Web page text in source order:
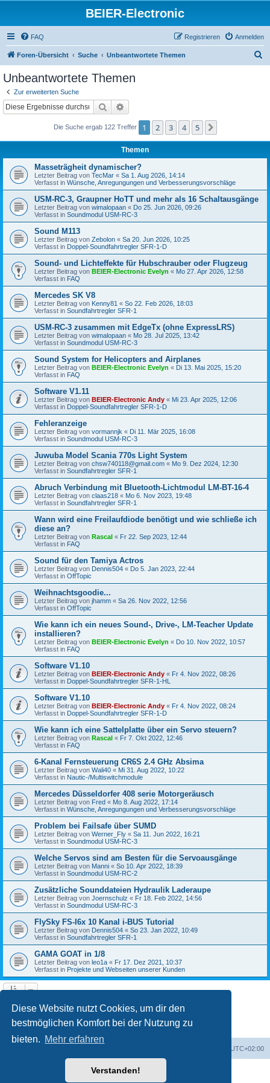
Diese Website nutzt Cookies, um dir den
bestmöglichen Komfort bei der Nutzung zu
bieten. Mehr erfahren
Verstanden!
BEIER-Electronic
FAQ Anmelden
Registrieren
Foren-Übersicht Suche Unbeantwortete Themen
Unbeantwortete Themen
Zur erweiterten Suche
Suche
Die Suche ergab 122 Treffer 1 2 3 4 5
Themen
Masseträgheit dynamischer?
Letzter Beitrag von TecMar « Sa 1. Aug 2026, 14:14
Verfasst in Wünsche, Anregungungen und Verbesserungsvorschläge
USM-RC-3, Graupner HoTT und mehr als 16 Schaltausgänge
Letzter Beitrag von wimalopaan « Do 25. Jun 2026, 09:26
Verfasst in Soundmodul USM-RC-3
Sound M113
Letzter Beitrag von Zebolon « Sa 20. Jun 2026, 10:25
Verfasst in Doppel-Soundfahrtregler SFR-1-D
Sound- und Lichteffekte für Hubschrauber oder Flugzeug
Letzter Beitrag von BEIER-Electronic Evelyn « Mo 27. Apr 2026, 12:58
Verfasst in FAQ
Mercedes SK V8
Letzter Beitrag von Kenny81 « So 22. Feb 2026, 18:03
Verfasst in Soundfahrtregler SFR-1
USM-RC-3 zusammen mit EdgeTx (ohne ExpressLRS)
Letzter Beitrag von wimalopaan « Mo 28. Jul 2025, 13:42
Verfasst in Soundmodul USM-RC-3
Sound System for Helicopters and Airplanes
Letzter Beitrag von BEIER-Electronic Evelyn « Di 13. Mai 2025, 15:20
Verfasst in FAQ
Software V1.11
Letzter Beitrag von BEIER-Electronic Andy « Mi 23. Apr 2025, 12:06
Verfasst in Doppel-Soundfahrtregler SFR-1-D
Fehleranzeige
Letzter Beitrag von vormannjk « Di 11. Mär 2025, 16:08
Verfasst in Soundmodul USM-RC-3
Juwuba Model Scania 770s Light System
Letzter Beitrag von chsw740118@gmail.com « Mo 9. Dez 2024, 12:30
Verfasst in Soundfahrtregler SFR-1
Abruch Verbindung mit Bluetooth-Lichtmodul LM-BT-16-4
Letzter Beitrag von claas218 « Mo 6. Nov 2023, 19:48
Verfasst in Soundfahrtregler SFR-1
Wann wird eine Freilaufdiode benötigt und wie schließe ich
diese an?
Letzter Beitrag von Rascal « Fr 22. Sep 2023, 12:44
Verfasst in FAQ
Sound für den Tamiya Actros
Letzter Beitrag von Dennis504 « Do 5. Jan 2023, 22:44
Verfasst in OffTopic
Weihnachtsgoodie...
Letzter Beitrag von jhamm « Sa 26. Nov 2022, 12:56
Verfasst in OffTopic
Wie kann ich ein neues Sound-, Drive-, LM-Teacher Update
installieren?
Letzter Beitrag von BEIER-Electronic Evelyn « Do 10. Nov 2022, 10:57
Verfasst in FAQ
Software V1.10
Letzter Beitrag von BEIER-Electronic Andy « Fr 4. Nov 2022, 08:26
Verfasst in Doppel-Soundfahrtregler SFR-1-HL
Software V1.10
Letzter Beitrag von BEIER-Electronic Andy « Fr 4. Nov 2022, 08:24
Verfasst in Doppel-Soundfahrtregler SFR-1-D
Wie kann ich eine Sattelplatte über ein Servo steuern?
Letzter Beitrag von Rascal « Fr 7. Okt 2022, 12:46
Verfasst in FAQ
6-Kanal Fernsteuerung CR6S 2.4 GHz Absima
Letzter Beitrag von Wali40 « Mi 31. Aug 2022, 10:22
Verfasst in Nautic-/Multiswitchmodule
Mercedes Düsseldorfer 408 serie Motorgeräusch
Letzter Beitrag von Fred « Mo 8. Aug 2022, 17:14
Verfasst in Wünsche, Anregungungen und Verbesserungsvorschläge
Problem bei Failsafe über SUMD
Letzter Beitrag von Werner_Fly « Sa 11. Jun 2022, 16:21
Verfasst in Soundmodul USM-RC-3
Welche Servos sind am Besten für die Servoausgänge
Letzter Beitrag von Manni « So 10. Apr 2022, 18:39
Verfasst in Soundmodul USM-RC-2
Zusätzliche Sounddateien Hydraulik Laderaupe
Letzter Beitrag von Joernschulz « Fr 18. Feb 2022, 14:56
Verfasst in Soundmodul USM-RC-3
FlySky FS-I6x 10 Kanal i-BUS Tutorial
Letzter Beitrag von Dennis504 « So 23. Jan 2022, 10:49
Verfasst in Soundfahrtregler SFR-1
GAMA GOAT in 1/8
Letzter Beitrag von leo1a « Fr 17. Dez 2021, 10:37
Verfasst in Projekte und Webseiten unserer Kunden
Die Suche ergab 122 Treffer 1 2 3 4
UTC+02:00
Powered byphpBB® Forum Software © phpBB Limited
phpBB.de